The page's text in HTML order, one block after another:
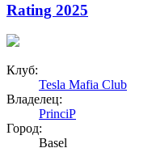
Rating 2025
Клуб:
Tesla Mafia Club
Владелец:
PrinciP
Город:
Basel